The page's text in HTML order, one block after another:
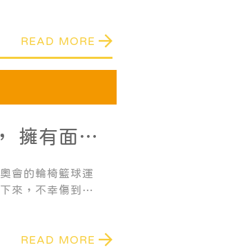
READ MORE
擁有面對
會的輪椅籃球運
來，不幸傷到了
READ MORE